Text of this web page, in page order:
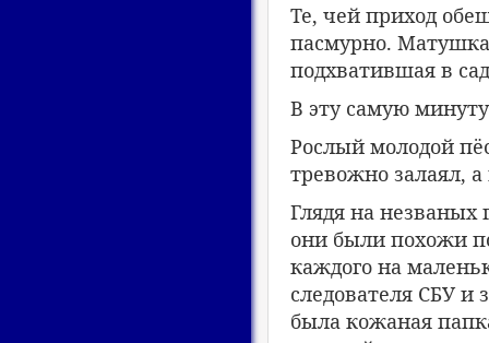
Те, чей приход
пасмурно.
подхватившая в
В эту самую
Рослый молодой
тревожно залаял,
Глядя на незваных
они были похожи
каждого на
следователя СБУ и
была кожаная